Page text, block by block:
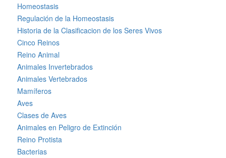
Homeostasis
Regulación de la Homeostasis
Historia de la Clasificacion de los Seres Vivos
Cinco Reinos
Reino Animal
Animales Invertebrados
Animales Vertebrados
Mamíferos
Aves
Clases de Aves
Animales en Peligro de Extinción
Reino Protista
Bacterias